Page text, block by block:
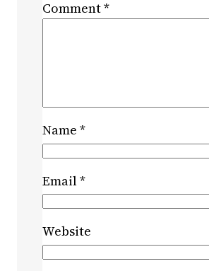
Comment*
Name *
Email*
Website